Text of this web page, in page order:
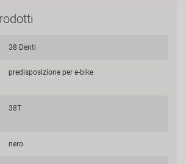
38 Denti
predisposizione per e-bike
38T
nero